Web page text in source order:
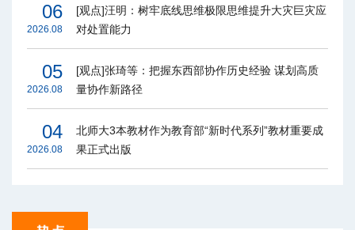
06
2026.08
[观点]汪明：树牢底线思维极限思维提升大灾巨灾应
对处置能力
05
2026.08
[观点]张琦等：把握东西部协作历史经验 谋划高质
量协作新路径
04
2026.08
北师大3本教材作为教育部“新时代系列”教材重要成
果正式出版